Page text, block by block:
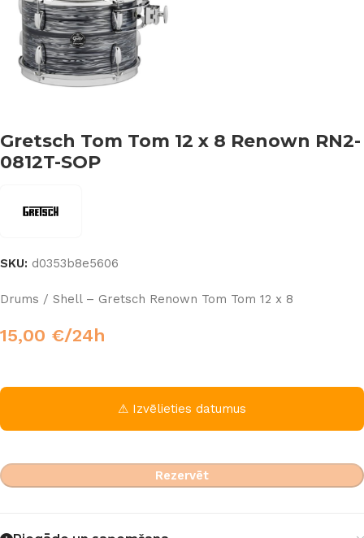
Gretsch Tom Tom 12 x 8 Renown RN2-
0812T-SOP
SKU: d0353b8e5606
Drums / Shell – Gretsch Renown Tom Tom 12 x 8
15,00 €/24h
⚠ Izvēlieties datumus
Rezervēt